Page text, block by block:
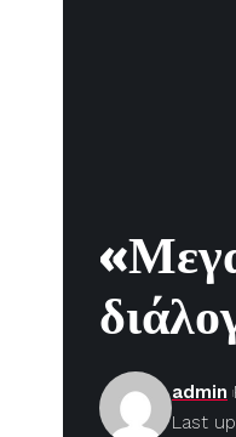
Last
admin